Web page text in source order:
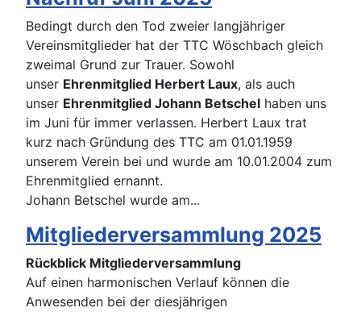
Bedingt durch den Tod zweier langjähriger
Vereinsmitglieder hat der TTC Wöschbach gleich
zweimal Grund zur Trauer. Sowohl
unser Ehrenmitglied Herbert Laux, als auch
unser Ehrenmitglied Johann Betschel haben uns
im Juni für immer verlassen. Herbert Laux trat
kurz nach Gründung des TTC am 01.01.1959
unserem Verein bei und wurde am 10.01.2004 zum
Ehrenmitglied ernannt.
Johann Betschel wurde am...
Mitgliederversammlung 2025
Rückblick Mitgliederversammlung
Auf einen harmonischen Verlauf können die
Anwesenden bei der diesjährigen